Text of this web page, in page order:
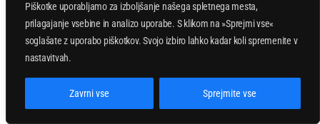
Piškotke uporabljamo za izboljšanje našega spletnega mesta,
prilagajanje vsebine in analizo uporabe. S klikom na »Sprejmi vse«
soglašate z uporabo piškotkov. Svojo izbiro lahko kadar koli spremenite v
nastavitvah.
Zavrni vse Sprejmite vse